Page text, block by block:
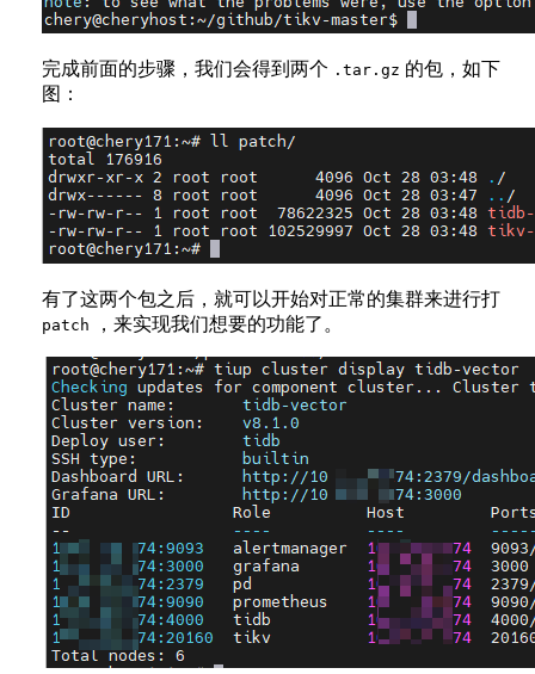
完成前面的步骤，我们会得到两个 .tar.gz 的包，如下
图：
有了这两个包之后，就可以开始对正常的集群来进行打
patch ，来实现我们想要的功能了。